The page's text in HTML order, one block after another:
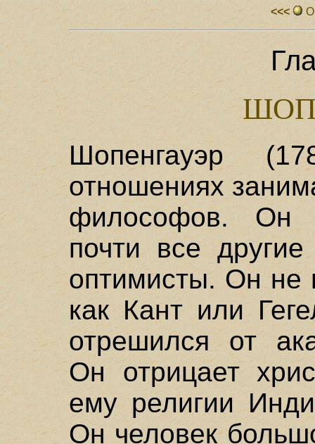
<<<
Шопенгауэр
отношениях
философов. Он
почти все
оптимисты. Он не
как Кант или
отрешился от
Он отрицает
ему религии
Он человек